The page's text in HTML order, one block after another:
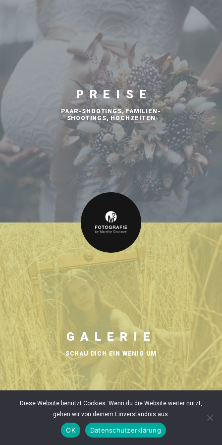
PREISE
PAAR-SHOOTINGS, FAMILIEN-
SHOOTINGS, HOCHZEITEN
GALERIE
SCHAU DICH EIN WENIG UM
Diese Website benutzt Cookies. Wenn du die Website weiter nutzt,
gehen wir von deinem Einverständnis aus.
OK Datenschutzerklärung